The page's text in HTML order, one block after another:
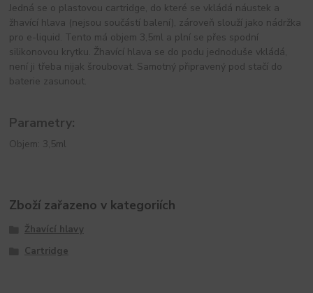
Jedná se o plastovou cartridge, do které se vkládá náustek a
žhavící hlava (nejsou součástí balení), zároveň slouží jako nádržka
pro e-liquid. Tento má objem 3,5ml a plní se přes spodní
silikonovou krytku. Žhavící hlava se do podu jednoduše vkládá,
není ji třeba nijak šroubovat. Samotný připravený pod stačí do
baterie zasunout.
Parametry:
Objem: 3,5ml
Zboží zařazeno v kategoriích
Žhavící hlavy
Cartridge